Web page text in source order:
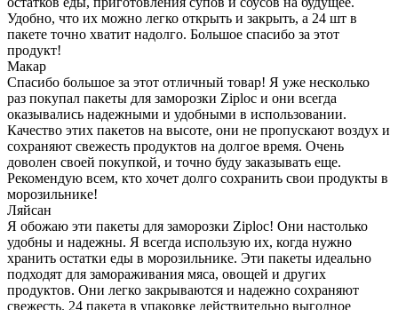
Удобно, что их можно легко открыть и закрыть, а 24 шт в
пакете точно хватит надолго. Большое спасибо за этот
продукт!
Макар
Спасибо большое за этот отличный товар! Я уже несколько
раз покупал пакеты для заморозки Ziploc и они всегда
оказывались надежными и удобными в использовании.
Качество этих пакетов на высоте, они не пропускают воздух и
сохраняют свежесть продуктов на долгое время. Очень
доволен своей покупкой, и точно буду заказывать еще.
Рекомендую всем, кто хочет долго сохранить свои продукты в
морозильнике!
Ляйсан
Я обожаю эти пакеты для заморозки Ziploc! Они настолько
удобны и надежны. Я всегда использую их, когда нужно
хранить остатки еды в морозильнике. Эти пакеты идеально
подходят для замораживания мяса, овощей и других
продуктов. Они легко закрываются и надежно сохраняют
свежесть. 24 пакета в упаковке действительно выгодное